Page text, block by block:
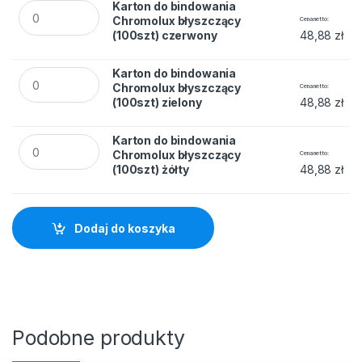
Karton do bindowania Chromolux błyszczący (100szt)
Karton do bindowania
Chromolux błyszczący
(100szt) czerwony
Cena netto
48,88 zł
Karton do bindowania Chromolux błyszczący (100szt)
Karton do bindowania
Chromolux błyszczący
(100szt) zielony
Cena netto
48,88 zł
Karton do bindowania Chromolux błyszczący (100szt) żółty
Karton do bindowania
Chromolux błyszczący
(100szt) żółty
Cena netto
48,88 zł
Dodaj do koszyka
Podobne produkty